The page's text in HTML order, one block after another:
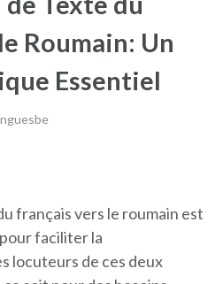
Roumain: Un
Essentiel
français vers le roumain est
faciliter la
locuteurs de ces deux